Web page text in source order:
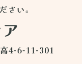
さい。
4-6-11-301